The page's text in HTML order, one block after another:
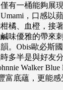
有一桶能夠展
Umami，口感以
橘、血橙，接
味優雅的帶來
。Obis歐必斯
多半是與好友
Walker Blue
富底蘊，更能